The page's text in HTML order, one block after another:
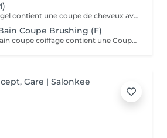
Le Forfait bain coupe gel contient une coupe de cheveux avec shampoing et l'application d'un produit de finition (Gel, Cire, Laque, etc.) pour les étudiants. En cas de questions veuillez appeler au +352 26 35 02 89.
Coupe Brushing (F)
Le Forfait étudiante bain coupe coiffage contient une Coupe et un Brushing pour les étudiantes. Dépendant de la longueur des cheveux, le prix peut varier. En cas de questions veuillez appeler au +352 26 35 02 89.